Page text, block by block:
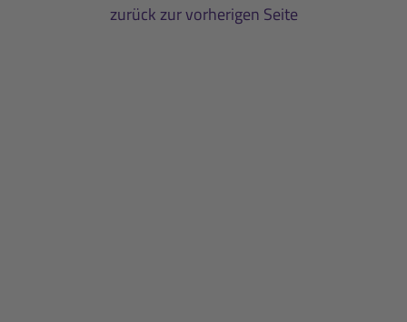
zurück zur vorherigen Seite